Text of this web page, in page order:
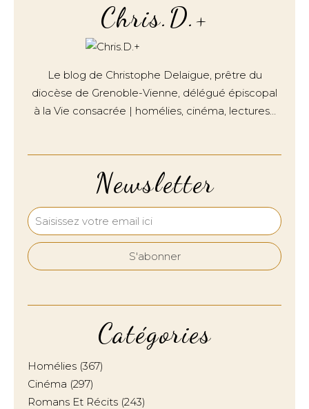
Newsletter
Catégories
Homélies (367)
Cinéma (297)
Romans Et Récits (243)
Chris.D.+
Le blog de Christophe Delaigue, prêtre du
diocèse de Grenoble-Vienne, délégué épiscopal
à la Vie consacrée | homélies, cinéma, lectures…